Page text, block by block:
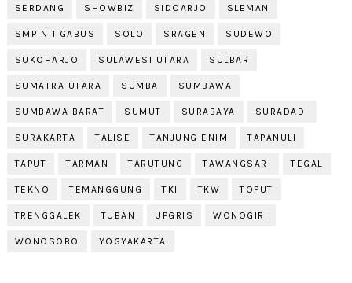
SERDANG SHOWBIZ SIDOARJO SLEMAN
SMP N 1 GABUS SOLO SRAGEN SUDEWO
SUKOHARJO SULAWESI UTARA SULBAR
SUMATRA UTARA SUMBA SUMBAWA
SUMBAWA BARAT SUMUT SURABAYA SURADADI
SURAKARTA TALISE TANJUNG ENIM TAPANULI
TAPUT TARMAN TARUTUNG TAWANGSARI TEGAL
TEKNO TEMANGGUNG TKI TKW TOPUT
TRENGGALEK TUBAN UPGRIS WONOGIRI
WONOSOBO YOGYAKARTA